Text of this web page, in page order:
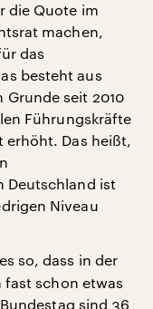
die Quote im
machen,
das
besteht aus
Grunde seit 2010
Führungskräfte
erhöht. Das heißt,
Deutschland ist
Niveau
so, dass in der
fast schon etwas
sind 36